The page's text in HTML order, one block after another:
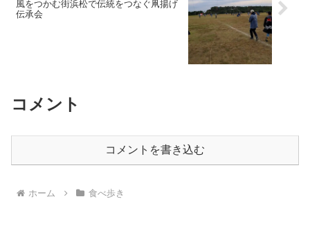
風をつかむ街浜松で伝統をつなぐ凧揚げ
伝承会
コメント
コメントを書き込む
ホーム 食べ歩き